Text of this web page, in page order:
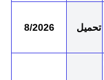
تحميل 8/2026